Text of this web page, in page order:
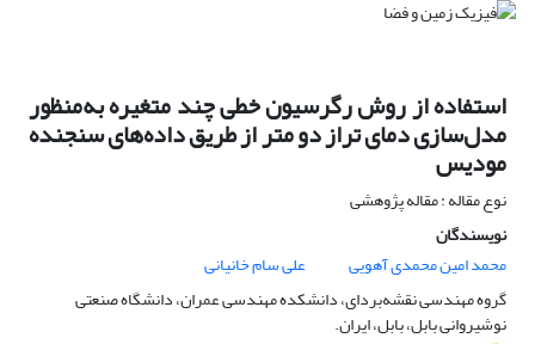
استفاده از روش رگرسیون خطی چند متغیره به‌منظور
مدل‌سازی دمای تراز دو متر از طریق داده‌های سنجنده
مودیس
نوع مقاله : مقاله پژوهشی
نویسندگان
محمد امین محمدی آهویی
علی سام خانیانی
گروه مهندسی نقشه‌بردای، دانشکده مهندسی عمران، دانشگاه صنعتی
نوشیروانی بابل، بابل، ایران.